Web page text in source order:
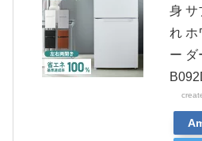
身 サ
れ ホ
ー ダ